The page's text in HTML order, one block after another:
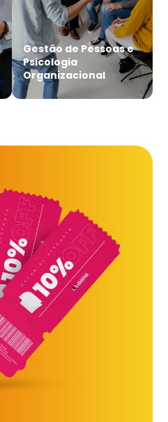
Gestão de Pessoas e
Psicologia
Organizacional